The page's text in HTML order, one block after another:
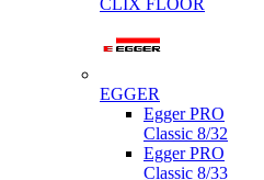
CLIX FLOOR
EGGER
Egger PRO
Classic 8/32
Egger PRO
Classic 8/33